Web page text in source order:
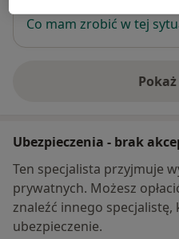
Co mam zrobić w tej
Ubezpieczenia - brak
Ten specjalista przyjmuje
prywatnych. Możesz
znaleźć innego
ubezpieczenie.